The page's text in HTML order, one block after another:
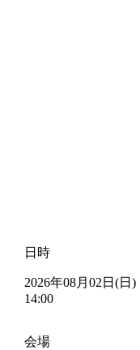
日時
2026年08月02日(日)
14:00
会場